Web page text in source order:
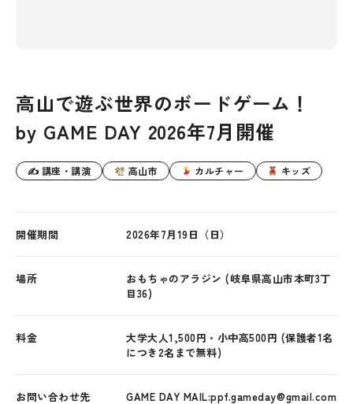
高山で遊ぶ世界のボードゲーム！
by GAME DAY 2026年7月開催
✍ 講座・講演 高山市 カルチャー キッズ
開催期間 2026年7月19日（日）
場所
おもちゃのアラジン (岐阜県高山市本町3丁
目36)
料金
大学大人1,500円・小中高500円 (保護者1名
につき2名まで無料)
お問い合わせ先
GAME DAY MAIL:ppf.gameday@gmail.com